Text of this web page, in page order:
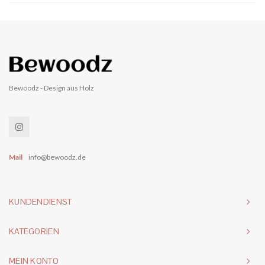
Bewoodz - Design aus Holz
Mail info@bewoodz.de
KUNDENDIENST
KATEGORIEN
MEIN KONTO